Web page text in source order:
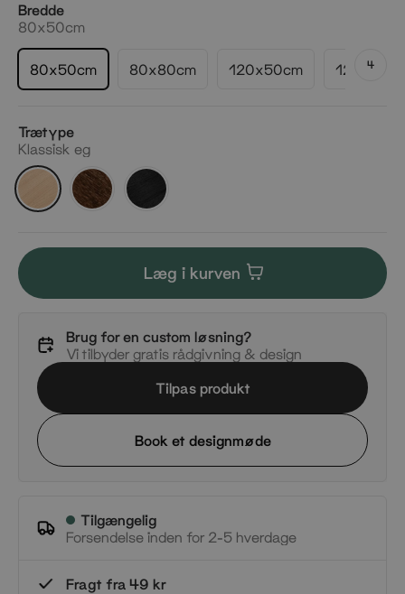
Bredde
80x50cm
80x50cm 80x80cm 120x50cm 4
Trætype
Klassisk eg
Klassisk
eg
Røget
eg
Mørk
eg
Læg i kurven
Brug for en custom løsning?
Vi tilbyder gratis rådgivning & design
Tilpas produkt
Book et designmøde
Tilgængelig
Forsendelse inden for 2-5 hverdage
Fragt fra 49 kr